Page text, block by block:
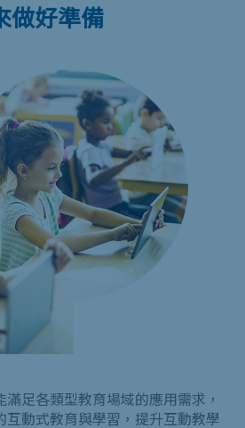
做好準備
足各類型教育場域的應用需求，
互動式教育與學習，提升互動教學